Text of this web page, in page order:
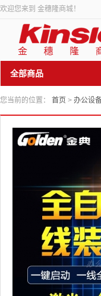
欢迎您来到 金穗隆商城！
全部商品
您当前的位置： 首页 > 办公设